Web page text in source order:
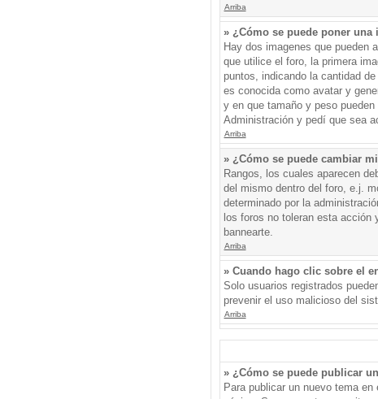
Arriba
» ¿Cómo se puede poner
Hay dos imagenes que pueden
que utilice el foro, la primera
puntos, indicando la cantidad
es conocida como avatar y
y en que tamaño y peso
Administración y pedí que sea
Arriba
» ¿Cómo se puede cambiar
Rangos, los cuales aparecen
del mismo dentro del foro, e.j.
determinado por la
los foros no toleran esta acción
bannearte.
Arriba
» Cuando hago clic sobre el
Solo usuarios registrados
prevenir el uso malicioso del
Arriba
» ¿Cómo se puede publicar
Para publicar un nuevo tema